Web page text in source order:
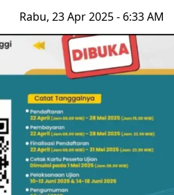
Rabu, 23 Apr 2025 - 6:33 AM